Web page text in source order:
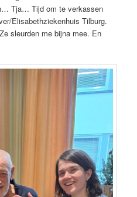
Tja… Tijd om te verkassen
Elisabethziekenhuis Tilburg.
sleurden me bijna mee. En